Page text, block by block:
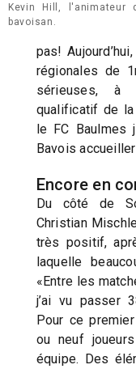
Kevin Hill, l'animateur
bavoisan.
pas!
régionales de
sérieuses, à
qualificatif de
le FC Baulmes
Bavois
Encore en
Du côté de
Christian
très positif,
laquelle
«Entre les
j’ai vu passer
Pour ce
ou neuf
équipe. Des